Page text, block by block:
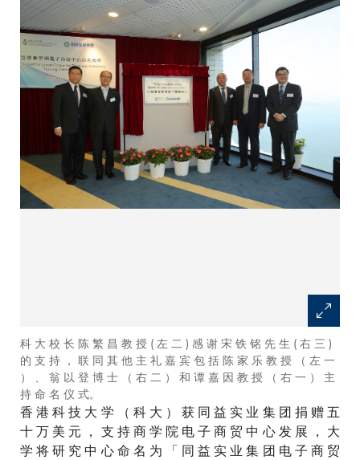
科 大 校 长 陈 繁 昌 教 授 ( 左 二 ) 感 谢 宋 铁 铭 先 生 ( 右 三 )
的 支 持 ， 联 同 其 他 主 礼 嘉 宾 包 括 陈 家 乐 教 授 （ 左 一
） 、 翁 以 登 博 士 （ 右 二 ） 和 谭 嘉 因 教 授 （ 右 一 ） 主
持 命 名 仪 式。
香 港 科 技 大 学 （ 科 大 ） 获 同 益 实 业 集 团 捐 赠 五
十 万 美 元 ， 支 持 商 学 院 电 子 商 贸 中 心 发 展 ， 大
学 将 研 究 中 心 命 名 为 「 同 益 实 业 集 团 电 子 商 贸